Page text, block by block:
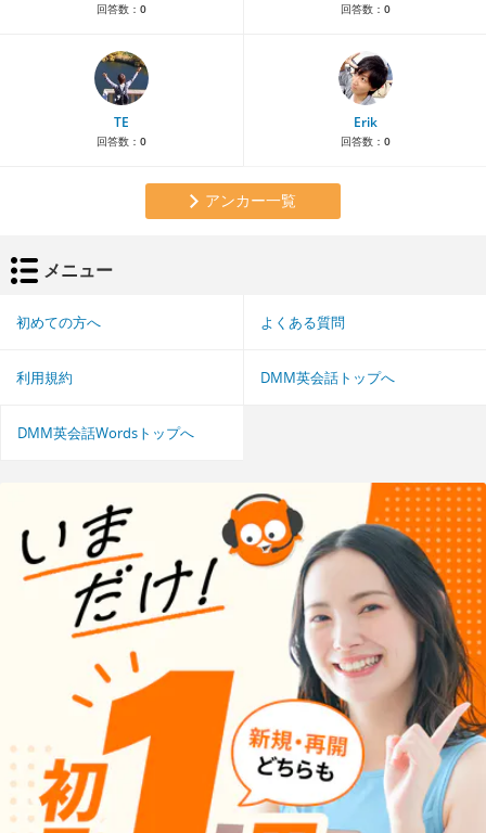
回答数： 0 回答数： 0
TE
回答数： 0
Erik
回答数： 0
アンカー一覧
メニュー
初めての方へ よくある質問
利用規約 DMM英会話トップへ
DMM英会話Wordsトップへ